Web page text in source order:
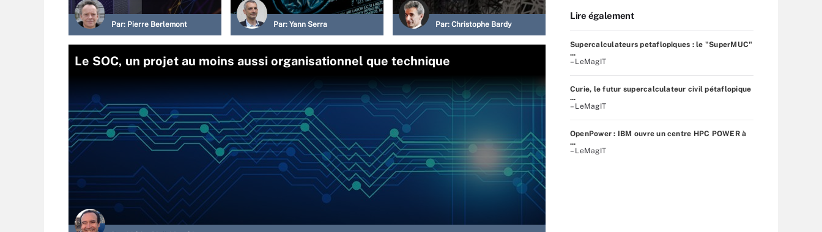
Par: Pierre Berlemont Par: Yann Serra Par: Christophe Bardy
Le SOC, un projet au moins aussi organisationnel que technique
Lire également
Supercalculateurs petaflopiques : le "SuperMUC"
...
– LeMagIT
Curie, le futur supercalculateur civil pétaflopique
...
– LeMagIT
OpenPower : IBM ouvre un centre HPC POWER à
...
– LeMagIT